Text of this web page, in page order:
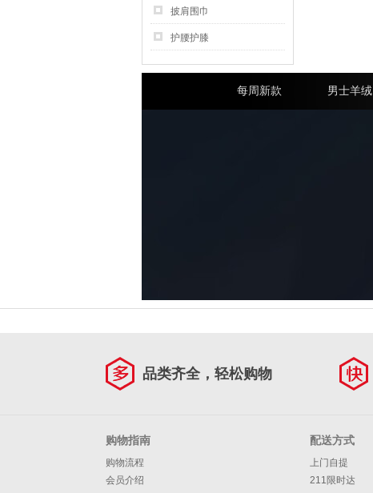
披肩围巾
护腰护膝
每周新款 男士羊绒
品类齐全，轻松购物
购物指南
购物流程
会员介绍
配送方式
上门自提
211限时达